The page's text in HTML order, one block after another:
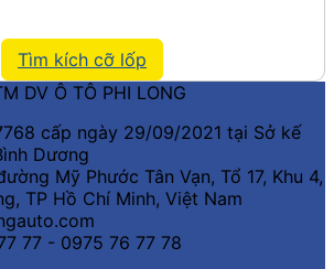
Tìm kích cỡ lốp
DV Ô TÔ PHI LONG
cấp ngày 29/09/2021 tại Sở kế
Dương
Mỹ Phước Tân Vạn, Tổ 17, Khu 4,
TP Hồ Chí Minh, Việt Nam
77 - 0975 76 77 78